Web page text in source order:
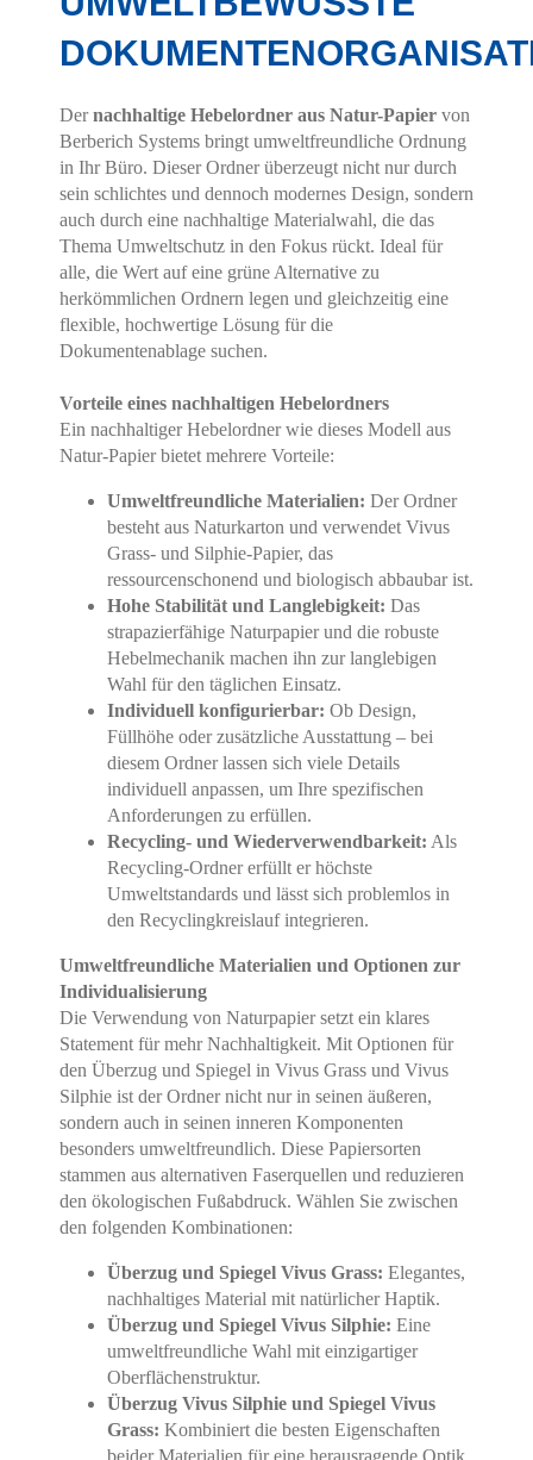
Dernachhaltige Hebelordner aus Natur-Papier von
Berberich Systems bringt umweltfreundliche Ordnung
in Ihr Büro. Dieser Ordner überzeugt nicht nur durch
sein schlichtes und dennoch modernes Design, sondern
auch durch eine nachhaltige Materialwahl, die das
Thema Umweltschutz in den Fokus rückt. Ideal für
alle, die Wert auf eine grüne Alternative zu
herkömmlichen Ordnern legen und gleichzeitig eine
flexible, hochwertige Lösung für die
Dokumentenablage suchen.
Vorteile eines nachhaltigen Hebelordners
Ein nachhaltiger Hebelordner wie dieses Modell aus
Natur-Papier bietet mehrere Vorteile:
Umweltfreundliche Materialien: Der Ordner
besteht aus Naturkarton und verwendet Vivus
Grass- und Silphie-Papier, das
ressourcenschonend und biologisch abbaubar ist.
Hohe Stabilität und Langlebigkeit: Das
strapazierfähige Naturpapier und die robuste
Hebelmechanik machen ihn zur langlebigen
Wahl für den täglichen Einsatz.
Individuell konfigurierbar: Ob Design,
Füllhöhe oder zusätzliche Ausstattung – bei
diesem Ordner lassen sich viele Details
individuell anpassen, um Ihre spezifischen
Anforderungen zu erfüllen.
Recycling- und Wiederverwendbarkeit: Als
Recycling-Ordner erfüllt er höchste
Umweltstandards und lässt sich problemlos in
den Recyclingkreislauf integrieren.
Umweltfreundliche Materialien und Optionen zur
Individualisierung
Die Verwendung von Naturpapier setzt ein klares
Statement für mehr Nachhaltigkeit. Mit Optionen für
den Überzug und Spiegel in Vivus Grass und Vivus
Silphie ist der Ordner nicht nur in seinen äußeren,
sondern auch in seinen inneren Komponenten
besonders umweltfreundlich. Diese Papiersorten
stammen aus alternativen Faserquellen und reduzieren
den ökologischen Fußabdruck. Wählen Sie zwischen
den folgenden Kombinationen:
Überzug und Spiegel Vivus Grass: Elegantes,
nachhaltiges Material mit natürlicher Haptik.
Überzug und Spiegel Vivus Silphie: Eine
umweltfreundliche Wahl mit einzigartiger
Oberflächenstruktur.
Überzug Vivus Silphie und Spiegel Vivus
Grass: Kombiniert die besten Eigenschaften
beider Materialien für eine herausragende Optik